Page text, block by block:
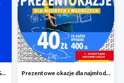
Turbo okazje w RTV EURO AGD do -82% Prezentowe okazje dla najmłodszych w RTV EURO AGD